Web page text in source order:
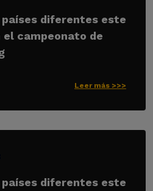
países diferentes este
el campeonato de
Leer más >>>
países diferentes este